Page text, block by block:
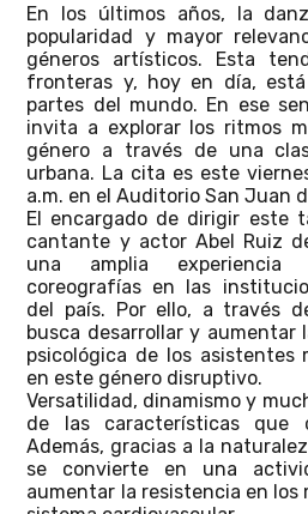
En los últimos años, la
popularidad y mayor
géneros artísticos. Esta
fronteras y, hoy en día,
partes del mundo. En ese
invita a explorar los ritmos
género a través de una
urbana. La cita es este
a.m. en el Auditorio San Juan
El encargado de dirigir este
cantante y actor Abel Ruiz
una amplia
coreografías en las
del país. Por ello, a través
busca desarrollar y aumentar
psicológica de los asistentes
en este género disruptivo.
Versatilidad, dinamismo y
de las características que
Además, gracias a la
se convierte en una
aumentar la resistencia en los